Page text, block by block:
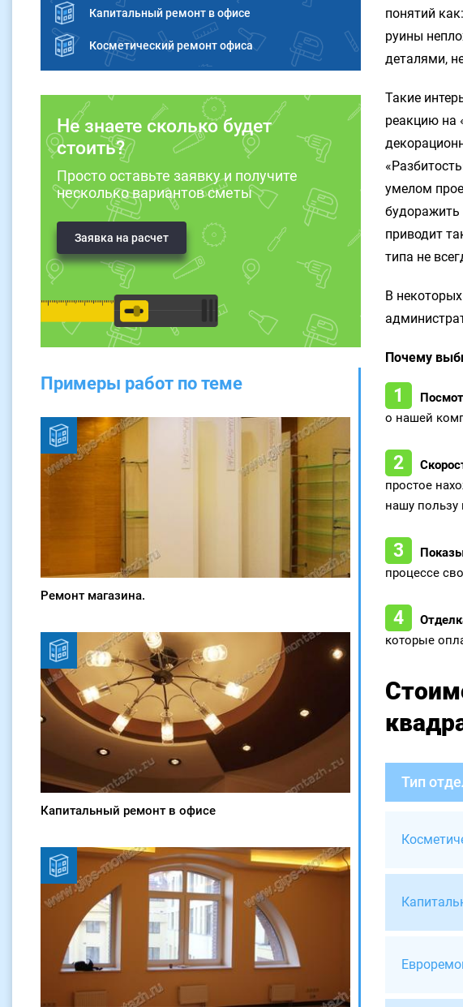
понятий
руины
деталями,
Такие
реакцию на
умелом
будоражить
приводит
типа не
В
Почему
о нашей
простое
нашу пользу
процессе
которые
Тип
Капитальный ремонт в офисе
Косметический ремонт офиса
Не знаете сколько будет
стоить?
Просто оставьте заявку и получите
несколько вариантов сметы
Заявка на расчет
Примеры работ по теме
Ремонт магазина.
Капитальный ремонт в офисе